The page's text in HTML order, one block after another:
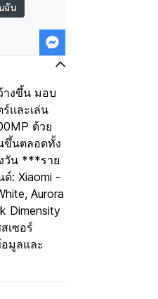
ฉัน
างขึ้น มอบ
และเล่น
ด้วย
ขึ้นตลอดทั้ง
วัน ***ราย
: Xiaomi -
Aurora
Dimensity
เซอร์
มูลและ